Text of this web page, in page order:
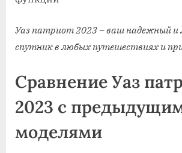
Уаз патриот 2023 – ваш надежный
спутник в любых путешествиях и
Сравнение Уаз
2023 с
моделями